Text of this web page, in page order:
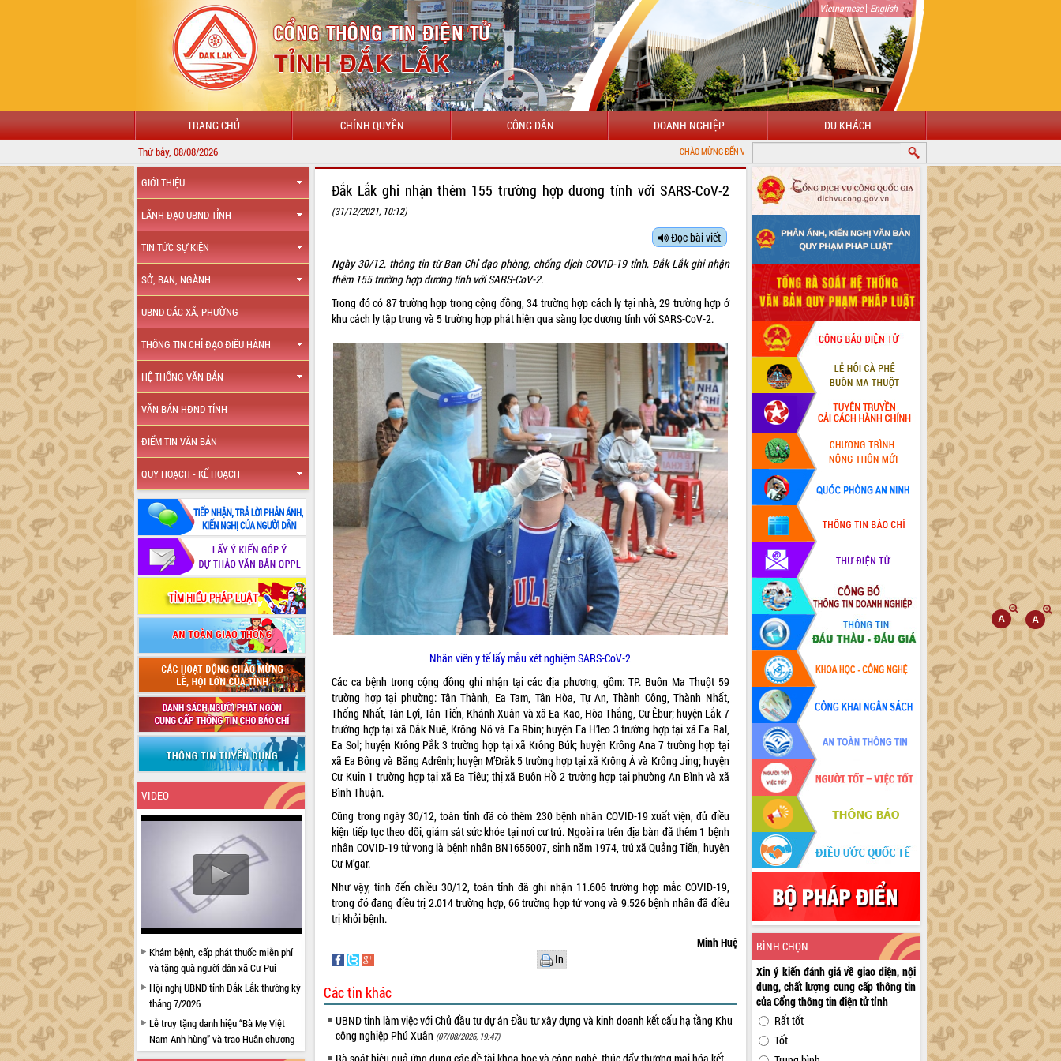
Vietnamese| English
TRANG CHỦ CHÍNH QUYỀN CÔNG DÂN DOANH NGHIỆP DU KHÁCH
Thứ bảy, 08/08/2026 CHÀO MỪNG ĐẾN VỚI CỔNG THÔNG TIN ĐIỆN TỬ TỈNH ĐẮK LẮK
GIỚI THIỆU
LÃNH ĐẠO UBND TỈNH
TIN TỨC SỰ KIỆN
SỞ, BAN, NGÀNH
UBND CÁC XÃ, PHƯỜNG
THÔNG TIN CHỈ ĐẠO ĐIỀU HÀNH
HỆ THỐNG VĂN BẢN
VĂN BẢN HĐND TỈNH
ĐIỂM TIN VĂN BẢN
QUY HOẠCH - KẾ HOẠCH
VIDEO
Khám bệnh, cấp phát thuốc miễn phí
và tặng quà người dân xã Cư Pui
Hội nghị UBND tỉnh Đắk Lắk thường kỳ
tháng 7/2026
Lễ truy tặng danh hiệu “Bà Mẹ Việt
Nam Anh hùng” và trao Huân chương
Lao động
Đắk Lắk ghi nhận thêm 155 trường hợp dương tính với SARS-CoV-2
(31/12/2021, 10:12)
Đọc bài viết
Ngày 30/12, thông tin từ Ban Chỉ đạo phòng, chống dịch COVID-19 tỉnh, Đắk Lắk ghi nhận
thêm 155 trường hợp dương tính với SARS-CoV-2.
Trong đó có 87 trường hợp trong cộng đồng, 34 trường hợp cách ly tại nhà, 29 trường hợp ở
khu cách ly tập trung và 5 trường hợp phát hiện qua sàng lọc dương tính với SARS-CoV-2.
Nhân viên y tế lấy mẫu xét nghiệm SARS-CoV-2
Các ca bệnh trong cộng đồng ghi nhận tại các địa phương, gồm: TP. Buôn Ma Thuột 59
trường hợp tại phường: Tân Thành, Ea Tam, Tân Hòa, Tự An, Thành Công, Thành Nhất,
Thống Nhất, Tân Lợi, Tân Tiến, Khánh Xuân và xã Ea Kao, Hòa Thắng, Cư Êbur; huyện Lắk 7
trường hợp tại xã Đắk Nuê, Krông Nô và Ea Rbin; huyện Ea H’leo 3 trường hợp tại xã Ea Ral,
Ea Sol; huyện Krông Pắk 3 trường hợp tại xã Krông Búk; huyện Krông Ana 7 trường hợp tại
xã Ea Bông và Băng Adrênh; huyện M’Đrắk 5 trường hợp tại xã Krông Á và Krông Jing; huyện
Cư Kuin 1 trường hợp tại xã Ea Tiêu; thị xã Buôn Hồ 2 trường hợp tại phường An Bình và xã
Bình Thuận.
Cũng trong ngày 30/12, toàn tỉnh đã có thêm 230 bệnh nhân COVID-19 xuất viện, đủ điều
kiện tiếp tục theo dõi, giám sát sức khỏe tại nơi cư trú. Ngoài ra trên địa bàn đã thêm 1 bệnh
nhân COVID-19 tử vong là bệnh nhân BN1655007, sinh năm 1974, trú xã Quảng Tiến, huyện
Cư M’gar.
Như vậy, tính đến chiều 30/12, toàn tỉnh đã ghi nhận 11.606 trường hợp mắc COVID-19,
trong đó đang điều trị 2.014 trường hợp, 66 trường hợp tử vong và 9.526 bệnh nhân đã điều
trị khỏi bệnh.
Minh Huệ
In
Các tin khác
UBND tỉnh làm việc với Chủ đầu tư dự án Đầu tư xây dựng và kinh doanh kết cấu hạ tầng Khu
công nghiệp Phú Xuân (07/08/2026, 19:47)
BÌNH CHỌN
Xin ý kiến đánh giá về giao diện, nội
dung, chất lượng cung cấp thông tin
của Cổng thông tin điện tử tỉnh
Rất tốt
Tốt